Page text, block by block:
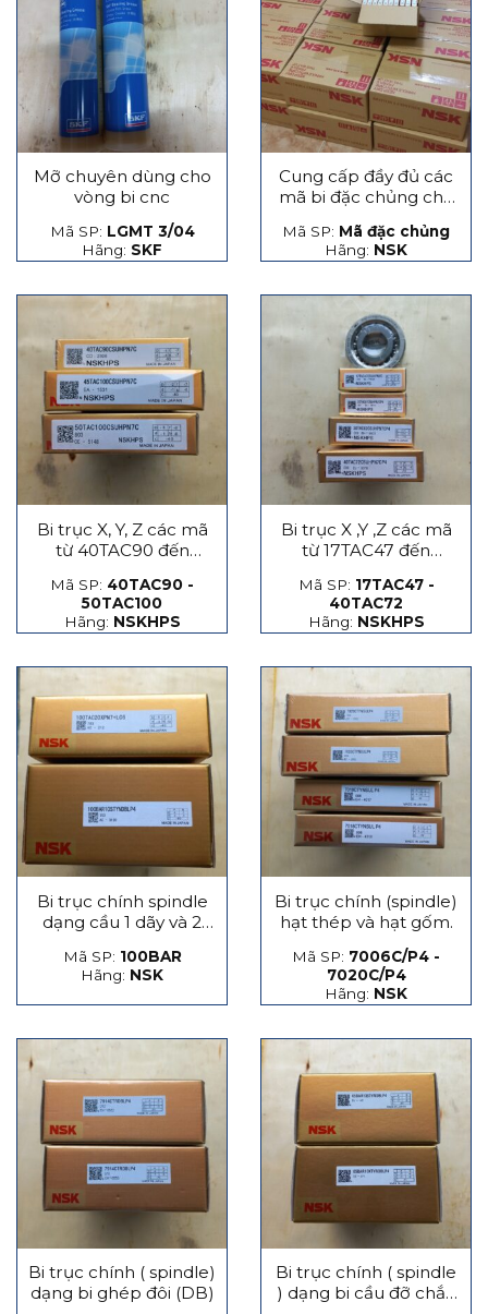
Mỡ chuyên dùng cho
vòng bi cnc
Mã SP: LGMT 3/04
Hãng: SKF
Cung cấp đầy đủ các
mã bi đặc chủng cho
Mã SP: Mã đặc chủng
Hãng: NSK
Bi trục X, Y, Z các mã
từ 40TAC90 đến
Mã SP: 40TAC90 -
50TAC100
Hãng: NSKHPS
Bi trục X ,Y ,Z các mã
từ 17TAC47 đến
Mã SP: 17TAC47 -
40TAC72
Hãng: NSKHPS
Bi trục chính spindle
dạng cầu 1 dãy và 2
Mã SP: 100BAR
Hãng: NSK
Bi trục chính (spindle)
hạt thép và hạt gốm.
Mã SP: 7006C/P4 -
7020C/P4
Hãng: NSK
Bi trục chính ( spindle)
dạng bi ghép đôi (DB)
Bi trục chính ( spindle
) dạng bi cầu đỡ chắn